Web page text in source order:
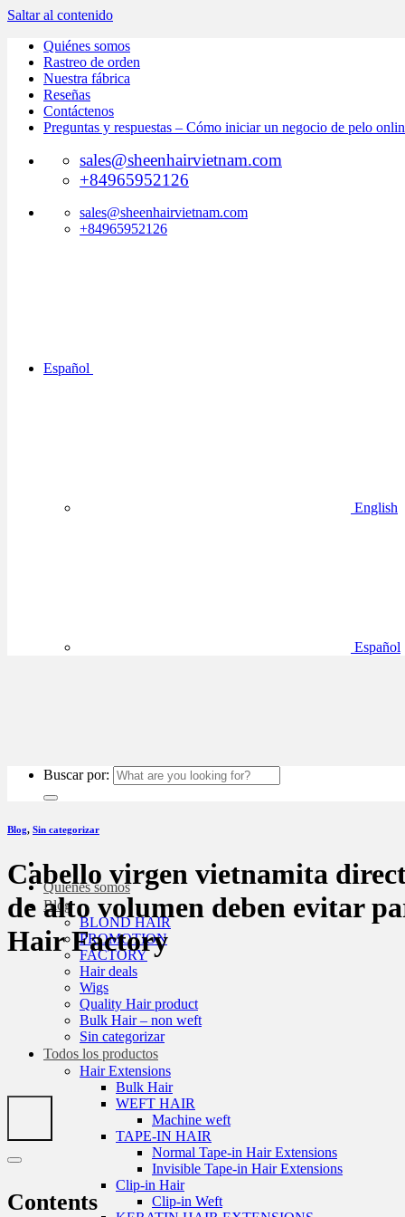
Saltar al contenido
Quiénes somos
Rastreo de orden
Nuestra fábrica
Reseñas
Contáctenos
Preguntas y respuestas – Cómo iniciar un negocio de pelo
sales@sheenhairvietnam.com
+84965952126
sales@sheenhairvietnam.com
+84965952126
Español
English
Español
Quiénes somos
Blog
BLOND HAIR
PROMOTION
FACTORY
Hair deals
Wigs
Quality Hair product
Bulk Hair – non weft
Sin categorizar
Todos los productos
Hair Extensions
Bulk Hair
WEFT HAIR
Machine weft
TAPE-IN HAIR
Normal Tape-in Hair Extensions
Invisible Tape-in Hair Extensions
Clip-in Hair
Clip-in Weft
Buscar por:
Blog, Sin categorizar
Cabello virgen vietnamita
de alto volumen deben evitar
Hair Factory
Contents